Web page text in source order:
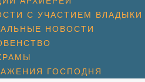
С УЧАСТИЕМ ВЛАДЫКИ
НОВОСТИ
ГОСПОДНЯ